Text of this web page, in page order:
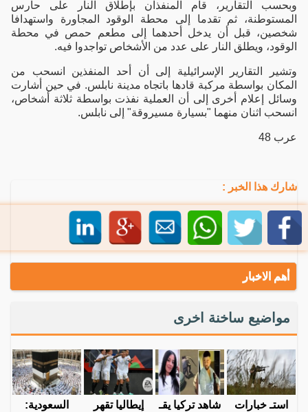
وبحسب التقارير، قام المنفذان بإطلاق النار على حارس
المستوطنة، ثم تقدما إلى محطة الوقود المجاورة واستهدافا
شخصين، قبل أن يدخل أحدهما إلى مطعم حمص في محطة
الوقود، ويطلق النار على عدد من الأشخاص تواجدوا فيه.
وتشير التقارير الإسرائيلية إلى أن أحد المنفذين انسحب من
المكان بواسطة مركبة قادها باتجاه مدينة نابلس. في حين أشارت
وسائل إعلام أخرى إلى أن العملية نفذت بواسطة ثلاثة أشخاص،
انسحب اثنان منهما "بسيارة مسيروقة" إلى نابلس.
عرب 48
شارك هذا الخبر :
أهم الاخبار
مواضيع ساخنة اخرى
استـ خبارات
شاهد تركيا يقـ
إيطاليا تقهر
السعودية: